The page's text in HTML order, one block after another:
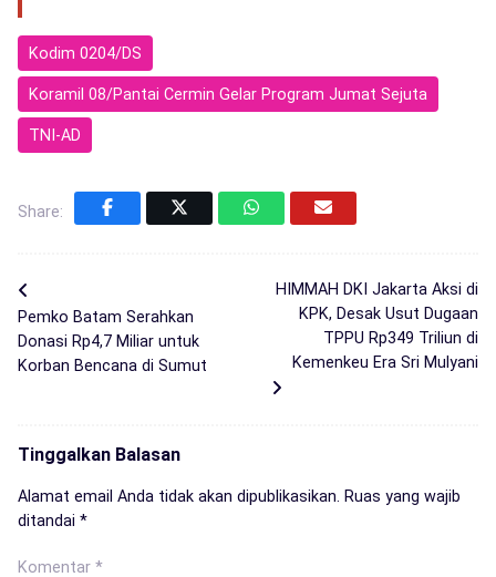
Kodim 0204/DS
Koramil 08/Pantai Cermin Gelar Program Jumat Sejuta
TNI-AD
Share:
Pemko Batam Serahkan
Donasi Rp4,7 Miliar untuk
Korban Bencana di Sumut
HIMMAH DKI Jakarta Aksi di
KPK, Desak Usut Dugaan
TPPU Rp349 Triliun di
Kemenkeu Era Sri Mulyani
Tinggalkan Balasan
Alamat email Anda tidak akan dipublikasikan.
Ruas yang wajib
ditandai *
Komentar *